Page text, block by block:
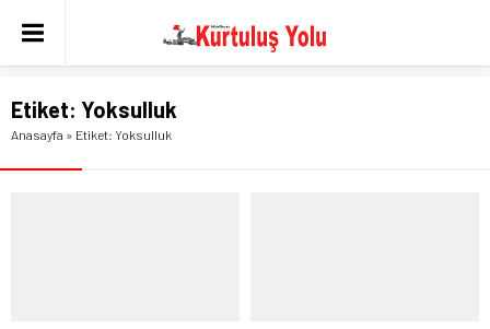
Etiket: Yoksulluk
Anasayfa » Etiket: Yoksulluk